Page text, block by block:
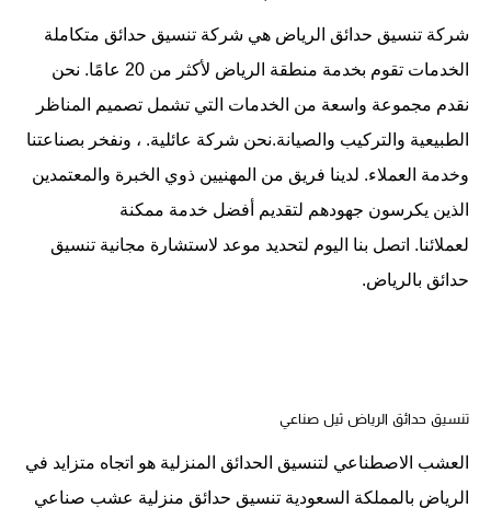
شركة تنسيق حدائق الرياض هي شركة تنسيق حدائق متكاملة
الخدمات تقوم بخدمة منطقة الرياض لأكثر من 20 عامًا. نحن
نقدم مجموعة واسعة من الخدمات التي تشمل تصميم المناظر
الطبيعية والتركيب والصيانة.نحن شركة عائلية. ، ونفخر بصناعتنا
وخدمة العملاء. لدينا فريق من المهنيين ذوي الخبرة والمعتمدين
الذين يكرسون جهودهم لتقديم أفضل خدمة ممكنة
لعملائنا. اتصل بنا اليوم لتحديد موعد لاستشارة مجانية تنسيق
حدائق بالرياض.
تنسيق حدائق الرياض ثيل صناعي
العشب الاصطناعي لتنسيق الحدائق المنزلية هو اتجاه متزايد في
الرياض بالمملكة السعودية تنسيق حدائق منزلية عشب صناعي